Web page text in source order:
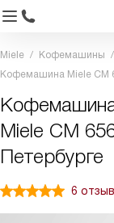
Miele Кофемашины
Кофемашина Miele CM
Miele CM
Петербурге
6